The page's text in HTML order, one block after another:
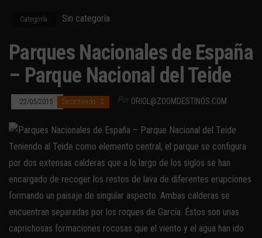
Categoría Sin categoría
Parques Nacionales de España
– Parque Nacional del Teide
22/05/2015 Desactivado Por ORIOL@ZOOMDESTINOS.COM
Teniendo al Teide como elemento central, el parque se configura
por dos extensas calderas que a lo largo de los siglos se han
encargado de recoger los restos de lava de diferentes erupciones
formando un paisaje de singular aspecto. Ambas calderas se
encuentran separadas por los roques de García. Éstos son unas
caprichosas formaciones rocosas que el viento y el agua han ido